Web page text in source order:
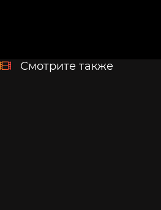
Смотрите также